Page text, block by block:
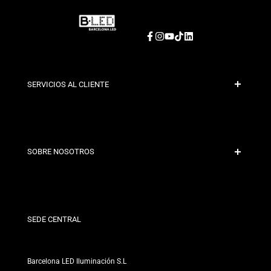
Facebook
Instagram
YouTube
TikTokLinkedIn
SERVICIOS AL CLIENTE
Kontakt
SOBRE NOSOTROS
Nasze Sklepy
SEDE CENTRAL
Barcelona LED Iluminación S.L